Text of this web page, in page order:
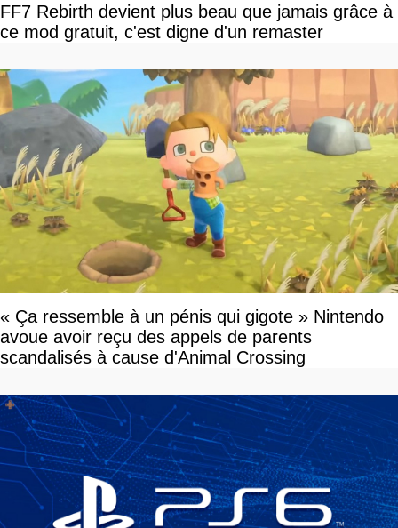
FF7 Rebirth devient plus beau que jamais grâce à
ce mod gratuit, c'est digne d'un remaster
« Ça ressemble à un pénis qui gigote » Nintendo
avoue avoir reçu des appels de parents
scandalisés à cause d'Animal Crossing